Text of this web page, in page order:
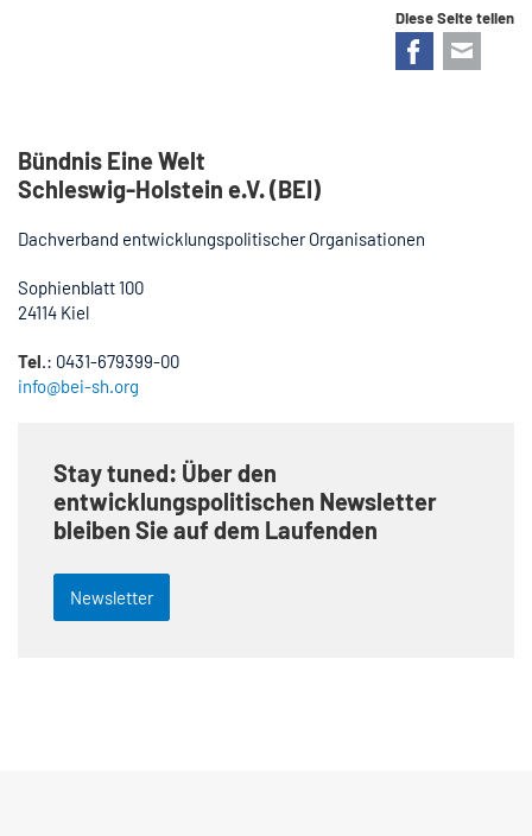
Diese Seite teilen
Facebook
Bündnis Eine Welt
Schleswig-Holstein e.V. (BEI)
Dachverband entwicklungspolitischer Organisationen
Sophienblatt 100
24114 Kiel
Tel .: 0431-679399-00
info@bei-sh.org
Stay tuned: Über den
entwicklungspolitischen Newsletter
bleiben Sie auf dem Laufenden
Newsletter